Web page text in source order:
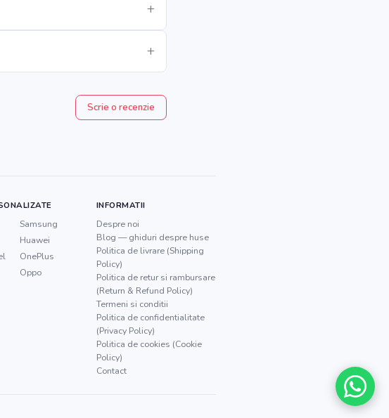
Scrie o recenzie
Samsung
Huawei
OnePlus
Oppo
INFORMATII
Despre noi
Blog — ghiduri despre huse
Politica de livrare (Shipping
Policy)
Politica de retur si rambursare
(Return & Refund Policy)
Termeni si conditii
Politica de confidentialitate
(Privacy Policy)
Politica de cookies (Cookie
Policy)
Contact